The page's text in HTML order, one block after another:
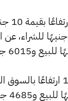
جنيهًا للبيع و6025 جنيهًا
كما شهد سعر عيار 14
حيث